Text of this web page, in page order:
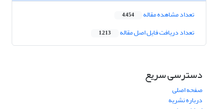
تعداد مشاهده مقاله 4,454
تعداد دریافت فایل اصل مقاله 1,213
دسترسی سریع
صفحه اصلی
درباره نشریه